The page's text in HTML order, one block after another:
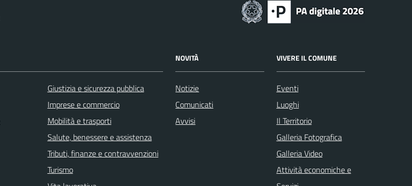
Giustizia e sicurezza pubblica
Imprese e commercio
Mobilità e trasporti
Salute, benessere e assistenza
Tributi, finanze e contravvenzioni
Turismo
NOVITÀ
Notizie
Comunicati
Avvisi
VIVERE IL COMUNE
Eventi
Luoghi
Il Territorio
Galleria Fotografica
Galleria Video
Attività economiche e